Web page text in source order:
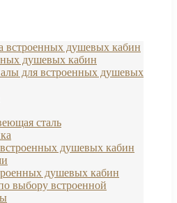
встроенных душевых кабин
душевых кабин
для встроенных душевых
сталь
душевых кабин
душевых кабин
выбору встроенной